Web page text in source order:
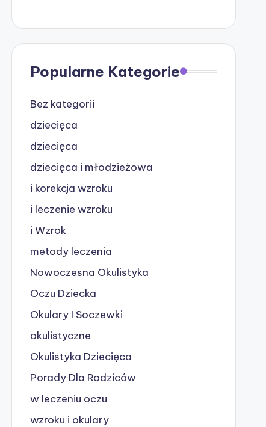
Popularne Kategorie
Bez kategorii
dziecięca
dziecięca
dziecięca i młodzieżowa
i korekcja wzroku
i leczenie wzroku
i Wzrok
metody leczenia
Nowoczesna Okulistyka
Oczu Dziecka
Okulary I Soczewki
okulistyczne
Okulistyka Dziecięca
Porady Dla Rodziców
w leczeniu oczu
wzroku i okulary